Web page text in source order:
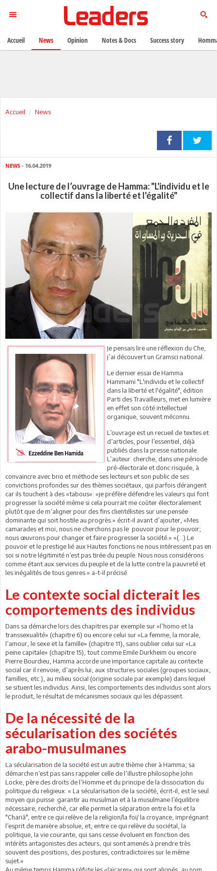
Accueil News
NEWS - 16.04.2019
Une lecture de l’ouvrage de Hamma: "L'individu et le
collectif dans la liberté et l'égalité"
Je pensais lire une réflexion du Che,
j’ai découvert un Gramsci national.
Le dernier essai de Hamma
Hammami "L'individu et le collectif
dans la liberté et l'égalité", édition
Parti des Travailleurs, met en lumière
en effet son côté intellectuel
organique, souvent méconnu.
L’ouvrage est un recueil de textes et
d’articles, pour l’essentiel, déjà
publiés dans la presse nationale.
L’auteur cherche, dans une période
pré-électorale et donc risquée, à
convaincre avec brio et méthode ses lecteurs et son public de ses
convictions profondes sur des thèmes sociétaux, qui parfois dérangent
car ils touchent à des «tabous»: «je préfère défendre les valeurs qui font
progresser la société même si cela pourrait me coûter électoralement
plutôt que de m’aligner pour des fins clientélistes sur une pensée
dominante qui soit hostile au progrès.» écrit-il avant d’ajouter, «Mes
camarades et moi, nous ne cherchons pas le pouvoir pour le pouvoir;
nous œuvrons pour changer et faire progresser la société.» «(…) Le
pouvoir et le prestige lié aux Hautes fonctions ne nous intéressent pas en
soi si notre légitimité n’est pas tirée du peuple. Nous nous considérons
comme étant aux services du peuple et de la lutte contre la pauvreté et
les inégalités de tous genres.» a-t-il précisé.
Le contexte social dicterait les
comportements des individus
Dans sa démarche lors des chapitres par exemple sur «l’homo et la
transsexualité» (chapitre 6) ou encore celui sur «La femme, la morale,
l’amour, le sexe et la famille» (chapitre 11), sans oublier celui sur «La
peine capitale» (chapitre 15), tout comme Emile Durkheim ou encore
Pierre Bourdieu, Hamma accorde une importance capitale au contexte
social car il renvoie, d’après lui, aux structures sociales (groupes sociaux,
familles, etc.), au milieu social (origine sociale par exemple) dans lequel
se situent les individus. Ainsi, les comportements des individus sont alors
le produit, le résultat de mécanismes sociaux qui les dépassent.
De la nécessité de la
sécularisation des sociétés
arabo-musulmanes
La sécularisation de la société est un autre thème cher à Hamma; sa
démarche n’est pas sans rappeler celle de l’illustre philosophe John
Locke, père des droits de l’Homme et du principe de la dissociation du
politique du religieux: « La sécularisation de la société, écrit-il, est le seul
moyen qui puisse garantir au musulman et à la musulmane l’équilibre
nécessaire, recherché, car elle permet la séparation entre la foi et la
"Chariâ", entre ce qui relève de la religion/la foi/ la croyance, imprégnant
l’esprit de manière absolue, et, entre ce qui relève du sociétal, la
politique, la vie courante, qui sans cesse évoluent en fonction des
intérêts antagonistes des acteurs, qui sont amenés à prendre très
souvent des positions, des postures, contradictoires sur le même
sujet.»
Accueil News Opinion Notes & Docs Success story